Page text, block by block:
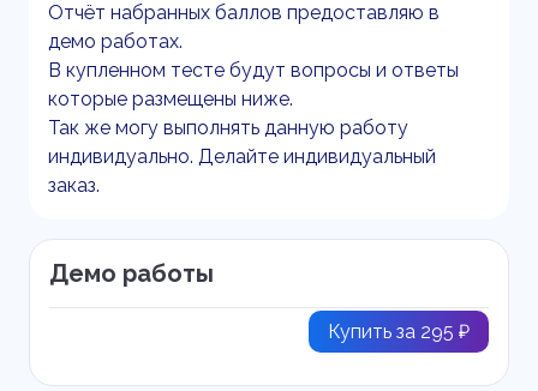
Отчёт набранных баллов предоставляю в
демо работах.
В купленном тесте будут вопросы и ответы
которые размещены ниже.
Так же могу выполнять данную работу
индивидуально. Делайте индивидуальный
заказ.
Демо работы
Купить за 295 ₽